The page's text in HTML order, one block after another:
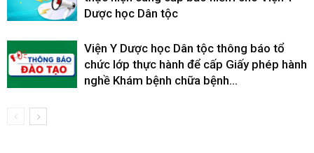
Dược học Dân tộc
Viện Y Dược học Dân tộc thông báo tổ
chức lớp thực hành để cấp Giấy phép hành
nghề Khám bệnh chữa bệnh...